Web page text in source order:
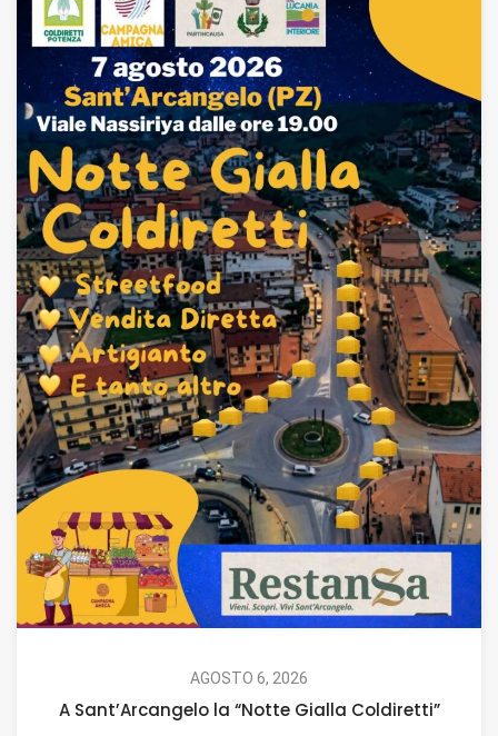
AGOSTO 6, 2026
A Sant’Arcangelo la “Notte Gialla Coldiretti”